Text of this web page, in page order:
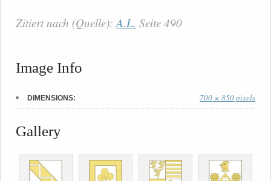
Zitiert nach (Quelle):A.L. Seite 490
Image Info
DIMENSIONS: 700 × 850 pixels
Gallery